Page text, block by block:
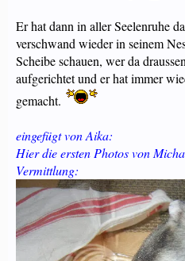
Er hat dann in aller Seelenruhe
verschwand wieder in seinem
Scheibe schauen, wer da
aufgerichtet und er hat immer
gemacht.
eingefügt von Aika:
Hier die ersten Photos von
Vermittlung: